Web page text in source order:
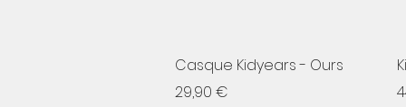
Aperçu rapide
Casque Kidyears - Ours
Prix
29,90 €